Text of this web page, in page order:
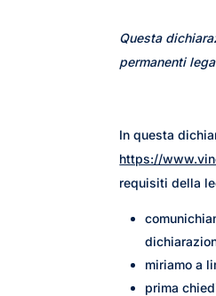
Questa
permanenti
In questa
https://
requisiti della
miriamo a
prima